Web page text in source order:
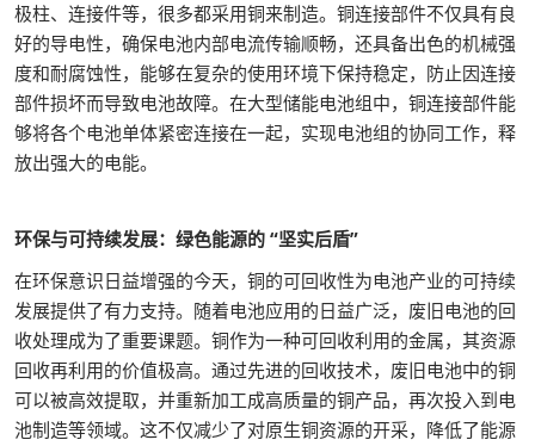
极柱、连接件等，很多都采用铜来制造。铜连接部件不仅具有良
好的导电性，确保电池内部电流传输顺畅，还具备出色的机械强
度和耐腐蚀性，能够在复杂的使用环境下保持稳定，防止因连接
部件损坏而导致电池故障。在大型储能电池组中，铜连接部件能
够将各个电池单体紧密连接在一起，实现电池组的协同工作，释
放出强大的电能。
环保与可持续发展：绿色能源的 “坚实后盾”
在环保意识日益增强的今天，铜的可回收性为电池产业的可持续
发展提供了有力支持。随着电池应用的日益广泛，废旧电池的回
收处理成为了重要课题。铜作为一种可回收利用的金属，其资源
回收再利用的价值极高。通过先进的回收技术，废旧电池中的铜
可以被高效提取，并重新加工成高质量的铜产品，再次投入到电
池制造等领域。这不仅减少了对原生铜资源的开采，降低了能源